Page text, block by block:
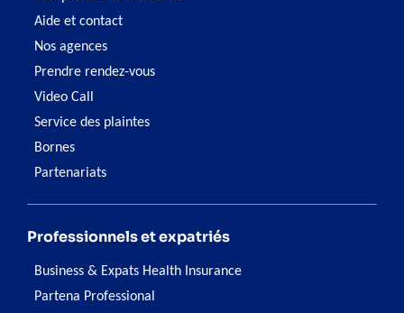
Aide et contact
Nos agences
Prendre rendez-vous
Video Call
Service des plaintes
Bornes
Partenariats
Professionnels et expatriés
Business & Expats Health Insurance
Partena Professional